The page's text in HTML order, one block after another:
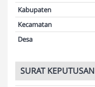
Kabupaten
Kecamatan
Desa
SURAT KEPUTUSAN